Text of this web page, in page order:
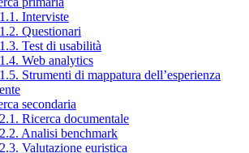
Interviste
Questionari
Test di usabilità
Web analytics
Strumenti di mappatura dell’esperienza
secondaria
Ricerca documentale
Analisi benchmark
Valutazione euristica